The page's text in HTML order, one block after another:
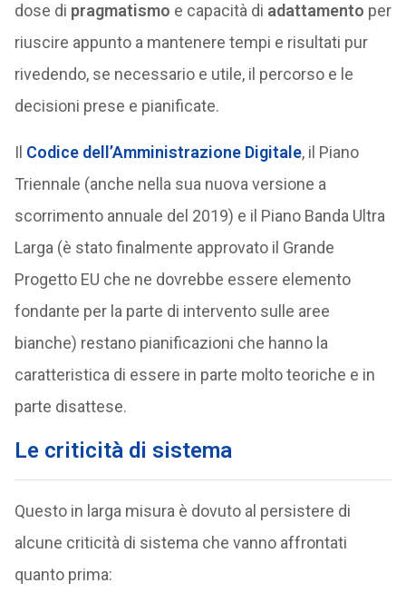
dose di pragmatismo e capacità di adattamento per
riuscire appunto a mantenere tempi e risultati pur
rivedendo, se necessario e utile, il percorso e le
decisioni prese e pianificate.
Il Codice dell’Amministrazione Digitale, il Piano
Triennale (anche nella sua nuova versione a
scorrimento annuale del 2019) e il Piano Banda Ultra
Larga (è stato finalmente approvato il Grande
Progetto EU che ne dovrebbe essere elemento
fondante per la parte di intervento sulle aree
bianche) restano pianificazioni che hanno la
caratteristica di essere in parte molto teoriche e in
parte disattese.
Le criticità di sistema
Questo in larga misura è dovuto al persistere di
alcune criticità di sistema che vanno affrontati
quanto prima: